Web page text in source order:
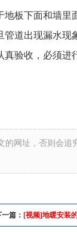
板下面和墙里
道出现漏水现
验收，必须进
网址，否则会追
篇： [视频]地暖安装